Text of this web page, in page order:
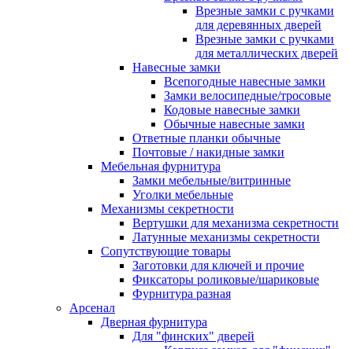
Врезные замки с ручками
для деревянных дверей
Врезные замки с ручками
для металлических дверей
Навесные замки
Всепогодные навесные замки
Замки велосипедные/тросовые
Кодовые навесные замки
Обычные навесные замки
Ответные планки обычные
Почтовые / накидные замки
Мебельная фурнитура
Замки мебельные/витринные
Уголки мебельные
Механизмы секретности
Вертушки для механизма секретности
Латунные механизмы секретности
Сопутствующие товары
Заготовки для ключей и прочие
Фиксаторы роликовые/шариковые
Фурнитура разная
Арсенал
Дверная фурнитура
Для "финских" дверей